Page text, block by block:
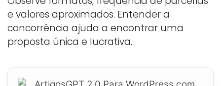
e valores aproximados. Entender a
concorrência ajuda a encontrar uma
proposta única e lucrativa.